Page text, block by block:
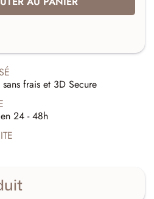
frais et 3D Secure
24 - 48h